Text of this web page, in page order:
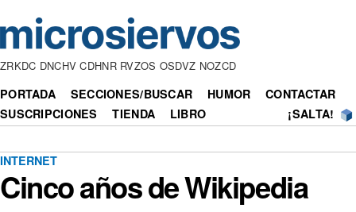
ZRKDC DNCHV CDHNR RVZOS OSDVZ NOZCD
PORTADA SECCIONES/BUSCAR HUMOR
CONTACTAR
SUSCRIPCIONES
TIENDA LIBRO ¡SALTA!
INTERNET
Cinco años de Wikipedia